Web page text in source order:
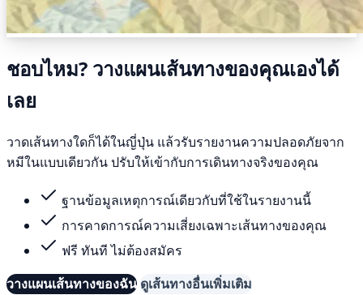
ชอบไหม? วางแผนเส้นทางของคุณเองได้
เลย
วาดเส้นทางใดก็ได้ในญี่ปุ่น แล้วรับรายงานความปลอดภัยจาก
หมีในแบบเดียวกัน ปรับให้เข้ากับการเดินทางจริงของคุณ
ฐานข้อมูลเหตุการณ์เดียวกับที่ใช้ในรายงานนี้
การคาดการณ์ความเสี่ยงเฉพาะเส้นทางของคุณ
ฟรี ทันที ไม่ต้องสมัคร
วางแผนเส้นทางของฉัน ดูเส้นทางอื่นเพิ่มเติม